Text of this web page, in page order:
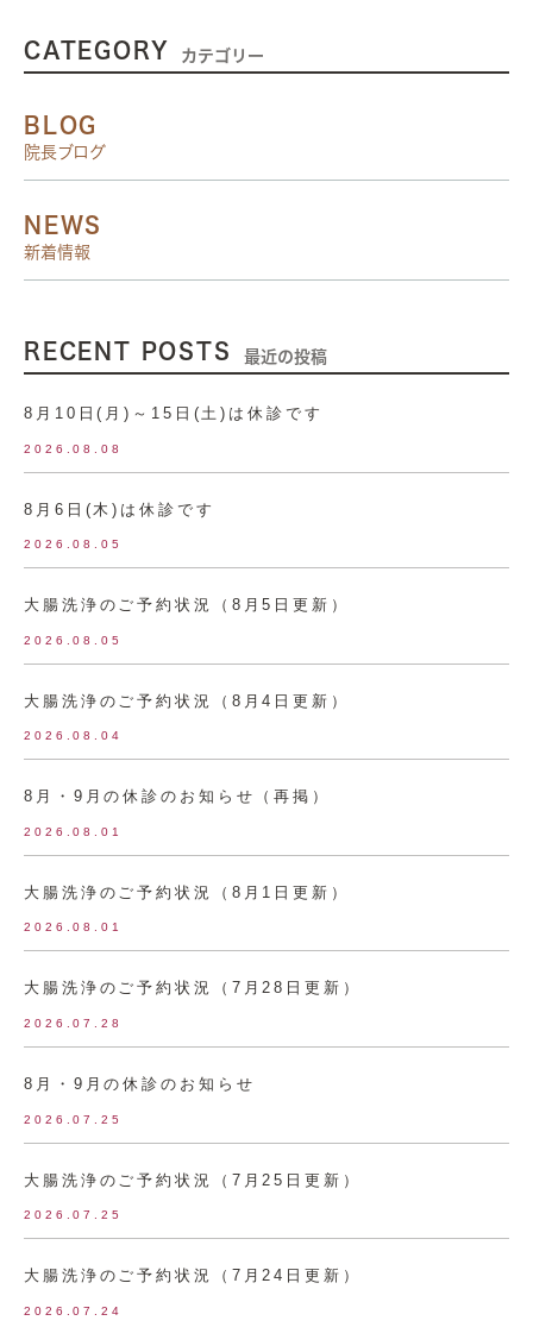
CATEGORY カテゴリー
BLOG
院長ブログ
NEWS
新着情報
RECENT POSTS 最近の投稿
8月10日(月)～15日(土)は休診です
2026.08.08
8月6日(木)は休診です
2026.08.05
大腸洗浄のご予約状況（8月5日更新）
2026.08.05
大腸洗浄のご予約状況（8月4日更新）
2026.08.04
8月・9月の休診のお知らせ（再掲）
2026.08.01
大腸洗浄のご予約状況（8月1日更新）
2026.08.01
大腸洗浄のご予約状況（7月28日更新）
2026.07.28
8月・9月の休診のお知らせ
2026.07.25
大腸洗浄のご予約状況（7月25日更新）
2026.07.25
大腸洗浄のご予約状況（7月24日更新）
2026.07.24